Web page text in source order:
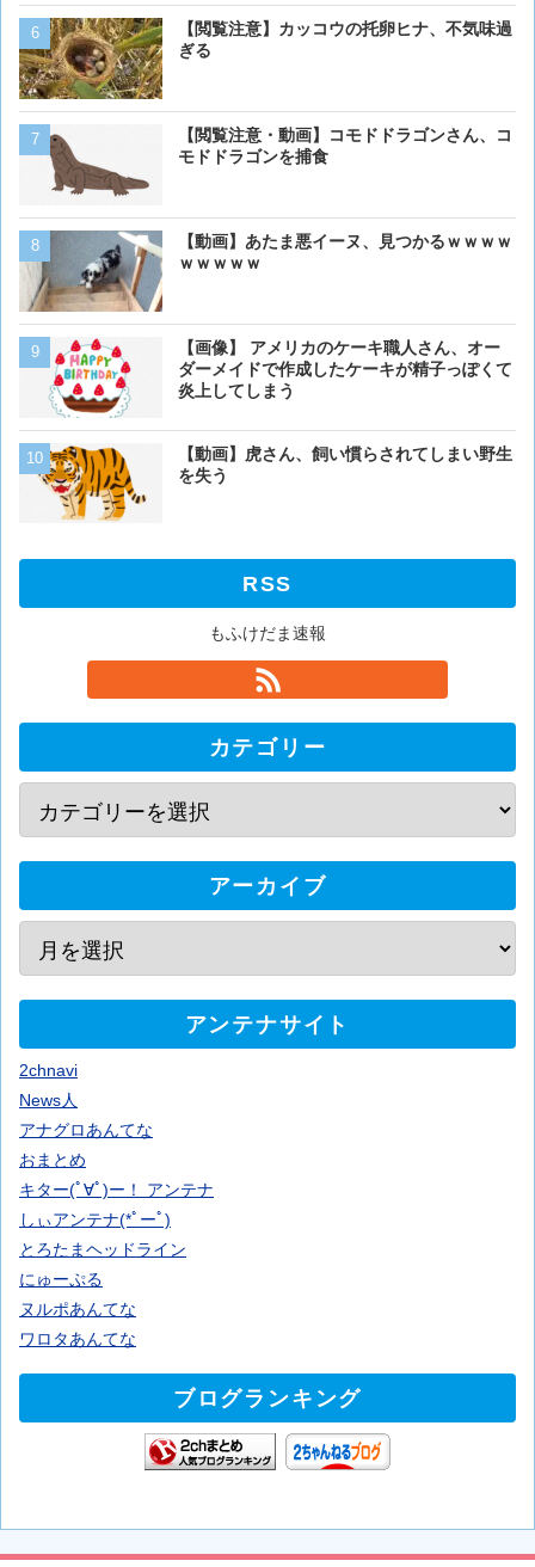
【閲覧注意】カッコウの托卵ヒナ、不気味過
ぎる
【閲覧注意・動画】コモドドラゴンさん、コ
モドドラゴンを捕食
【動画】あたま悪イーヌ、見つかるｗｗｗｗ
ｗｗｗｗｗ
【画像】 アメリカのケーキ職人さん、オー
ダーメイドで作成したケーキが精子っぽくて
炎上してしまう
【動画】虎さん、飼い慣らされてしまい野生
を失う
【画像】アメリカ「AIDS
【画像】イッヌさん、アホ
【閲覧注意】カッコウの托
【悲報】沖縄の野良猫さん
を食べ終えカメラを睨み
【画像大量！】イッヌさん
RSS
もふけだま速報
カテゴリー
アーカイブ
アンテナサイト
2chnavi
News人
アナグロあんてな
おまとめ
キター(ﾟ∀ﾟ)ー！ アンテナ
しぃアンテナ(*ﾟーﾟ)
とろたまヘッドライン
にゅーぷる
ヌルポあんてな
ワロタあんてな
ブログランキング